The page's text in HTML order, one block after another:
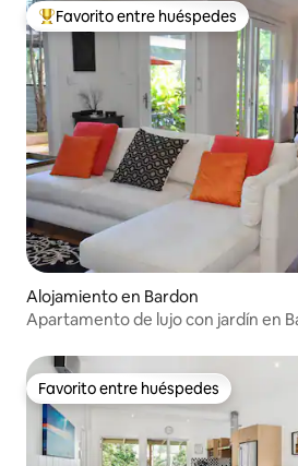
Favorito entre huéspedes preferido
Favorito entre huéspedes
Alojamiento en Bardon
Apartamento de lujo con jardín en
Favorito entre huéspedes
Favorito entre huéspedes